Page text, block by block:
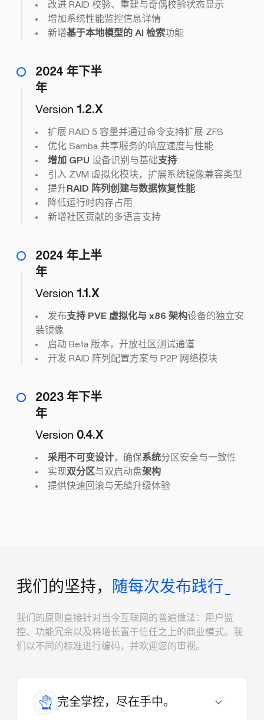
改进 RAID 校验、重建与奇偶校验状态显示
增加系统性能监控信息详情
新增基于本地模型的 AI 检索功能
2024 年下半
年
Version 1.2.X
扩展 RAID 5 容量并通过命令支持扩展 ZFS
优化 Samba 共享服务的响应速度与性能
增加 GPU 设备识别与基础支持
引入 ZVM 虚拟化模块，扩展系统镜像兼容类型
提升RAID 阵列创建与数据恢复性能
降低运行时内存占用
新增社区贡献的多语言支持
2024 年上半
年
Version 1.1.X
发布支持 PVE 虚拟化与 x86 架构设备的独立安
装镜像
启动 Beta 版本，开放社区测试通道
开发 RAID 阵列配置方案与 P2P 网络模块
2023 年下半
年
Version 0.4.X
采用不可变设计，确保系统分区安全与一致性
实现双分区与双启动盘架构
提供快速回滚与无缝升级体验
我们的坚持， 随每次发布践行_
我们的原则直接针对当今互联网的普遍做法：用户监
控、功能冗余以及将增长置于信任之上的商业模式。我
们以不同的标准进行编码，并欢迎您的审视。
完全掌控，尽在手中。